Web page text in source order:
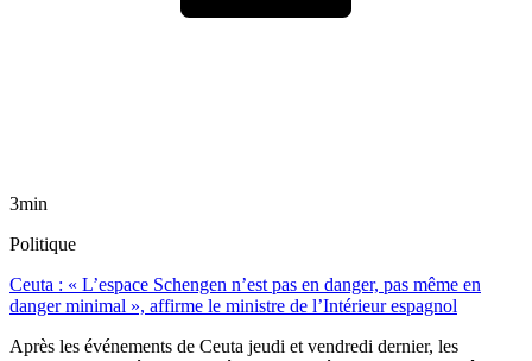
3min
Politique
Ceuta : « L’espace Schengen n’est pas en danger, pas même en
danger minimal », affirme le ministre de l’Intérieur espagnol
Après les événements de Ceuta jeudi et vendredi dernier, les